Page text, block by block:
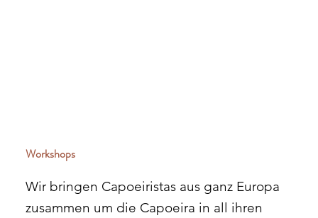
Workshops
Wir bringen Capoeiristas aus ganz Europa
zusammen um die Capoeira in all ihren